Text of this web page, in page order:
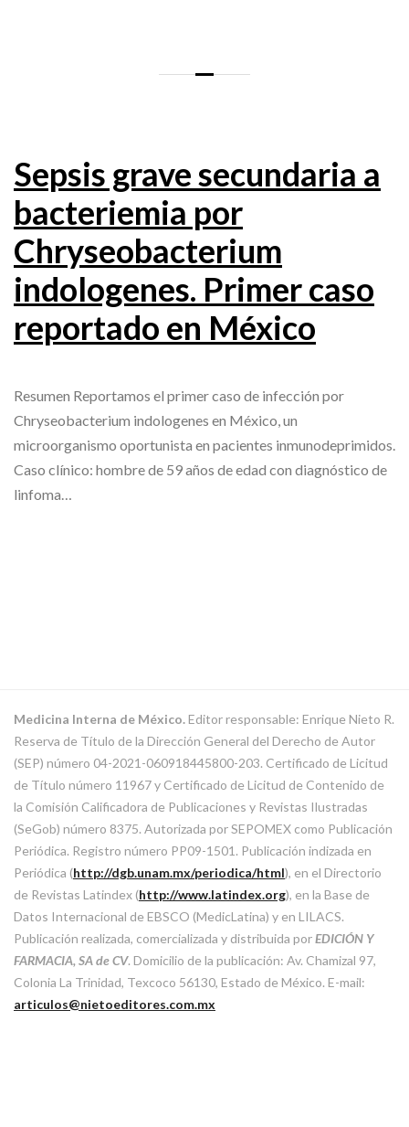
Sepsis grave secundaria a
bacteriemia por
Chryseobacterium
indologenes. Primer caso
reportado en México
Resumen Reportamos el primer caso de infección por
Chryseobacterium indologenes en México, un
microorganismo oportunista en pacientes inmunodeprimidos.
Caso clínico: hombre de 59 años de edad con diagnóstico de
linfoma…
Medicina Interna de México.Editor responsable: Enrique Nieto R.
Reserva de Título de la Dirección General del Derecho de Autor
(SEP) número 04-2021-060918445800-203. Certificado de Licitud
de Título número 11967 y Certificado de Licitud de Contenido de
la Comisión Calificadora de Publicaciones y Revistas Ilustradas
(SeGob) número 8375. Autorizada por SEPOMEX como Publicación
Periódica. Registro número PP09-1501. Publicación indizada en
Periódica (http://dgb.unam.mx/periodica/html), en el Directorio
de Revistas Latindex (http://www.latindex.org), en la Base de
Datos Internacional de EBSCO (MedicLatina) y en LILACS.
Publicación realizada, comercializada y distribuida porEDICIÓN Y
FARMACIA, SA de CV. Domicilio de la publicación: Av. Chamizal 97,
Colonia La Trinidad, Texcoco 56130, Estado de México. E-mail:
articulos@nietoeditores.com.mx